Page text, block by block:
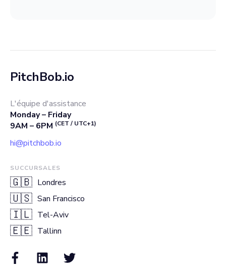
PitchBob.io
L'équipe d'assistance
Monday – Friday
9AM – 6PM (CET / UTC+1)
hi@pitchbob.io
SUCCURSALES
🇬🇧 Londres
🇺🇸 San Francisco
🇮🇱 Tel-Aviv
🇪🇪 Tallinn